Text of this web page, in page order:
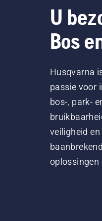
U
Bos
Husqvarna
passie voor
bos-, park-
veiligheid
oplossingen